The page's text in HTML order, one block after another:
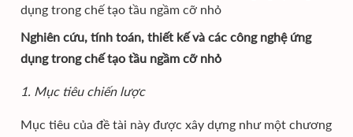
dụng trong chế tạo tầu ngầm cỡ nhỏ
Nghiên cứu, tính toán, thiết kế và các công nghệ ứng
dụng trong chế tạo tầu ngầm cỡ nhỏ
1. Mục tiêu chiến lược
Mục tiêu của đề tài này được xây dựng như một chương